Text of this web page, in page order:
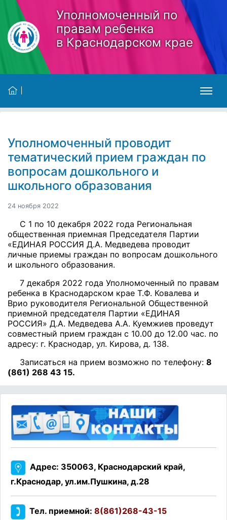
Skip to main content
Уполномоченный по
правам ребенка
в Краснодарском крае
Уполномоченный проводит
тематический прием граждан по
вопросам дошкольного и
школьного образования
24 ноября 2022
С 1 по 10 декабря 2022 года Региональная
общественная приемная Председателя Партии
«ЕДИНАЯ РОССИЯ Д.А. Медведева проводит
личные приемы граждан по вопросам дошкольного
и школьного образования.
7 декабря 2022 года Уполномоченный по правам
ребенка в Краснодарском крае Т.Ф. Ковалева и
Врио руководителя Региональной Общественной
приемной председателя Партии «ЕДИНАЯ
РОССИЯ» Д.А. Медведева А.А. Куемжиев проведут
совместный прием граждан с 10.00 до 12.00 час. по
адресу: г. Краснодар, ул. Кирова, д. 138.
Записаться на прием возможно по телефону: 8
(861) 268 43 15.
Адрес: 350063, Краснодарский край,
г.Краснодар, ул.им.Пушкина, д.28
Тел. приемной: 8(861)268-43-15